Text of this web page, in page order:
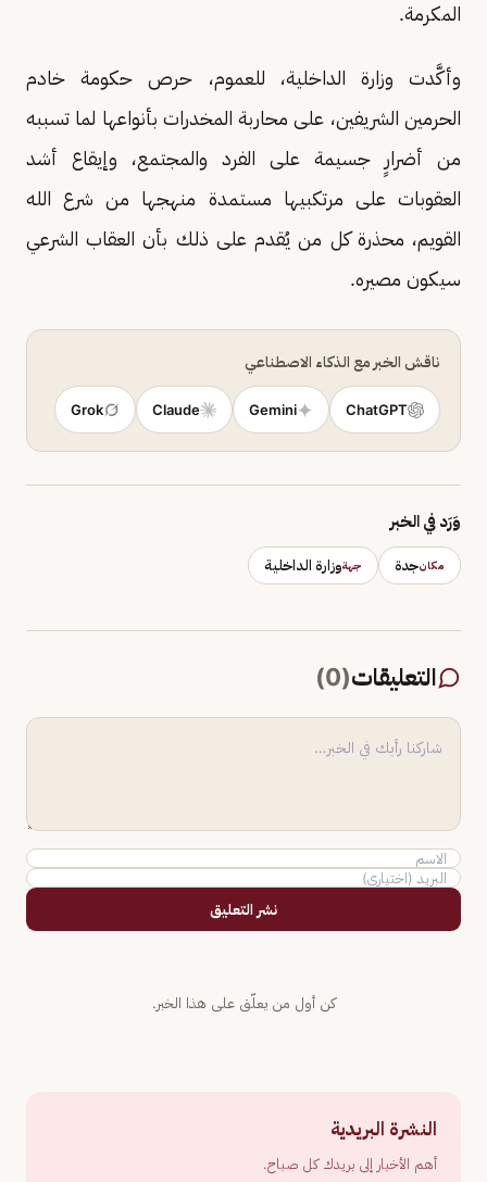
المكرمة.
وأكَّدت وزارة الداخلية، للعموم، حرص حكومة خادم
الحرمين الشريفين، على محاربة المخدرات بأنواعها لما تسببه
من أضرارٍ جسيمة على الفرد والمجتمع، وإيقاع أشد
العقوبات على مرتكبيها مستمدة منهجها من شرع الله
القويم، محذرة كل من يُقدم على ذلك بأن العقاب الشرعي
سيكون مصيره.
ناقش الخبر مع الذكاء الاصطناعي
ChatGPT
Gemini
Claude
Grok
وَرَد في الخبر
مكانجدة جهةوزارة الداخلية
التعليقات(
0
)
نشر التعليق
كن أول من يعلّق على هذا الخبر.
النشرة البريدية
أهم الأخبار إلى بريدك كل صباح.